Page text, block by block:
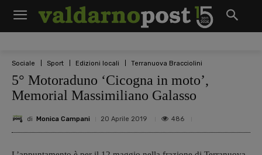
Sociale Sport Edizioni locali Terranuova Bracciolini
5° Motoraduno ‘Cicogna in moto’,
Memorial Massimiliano Galasso
di Monica Campani 20 Aprile 2019 486